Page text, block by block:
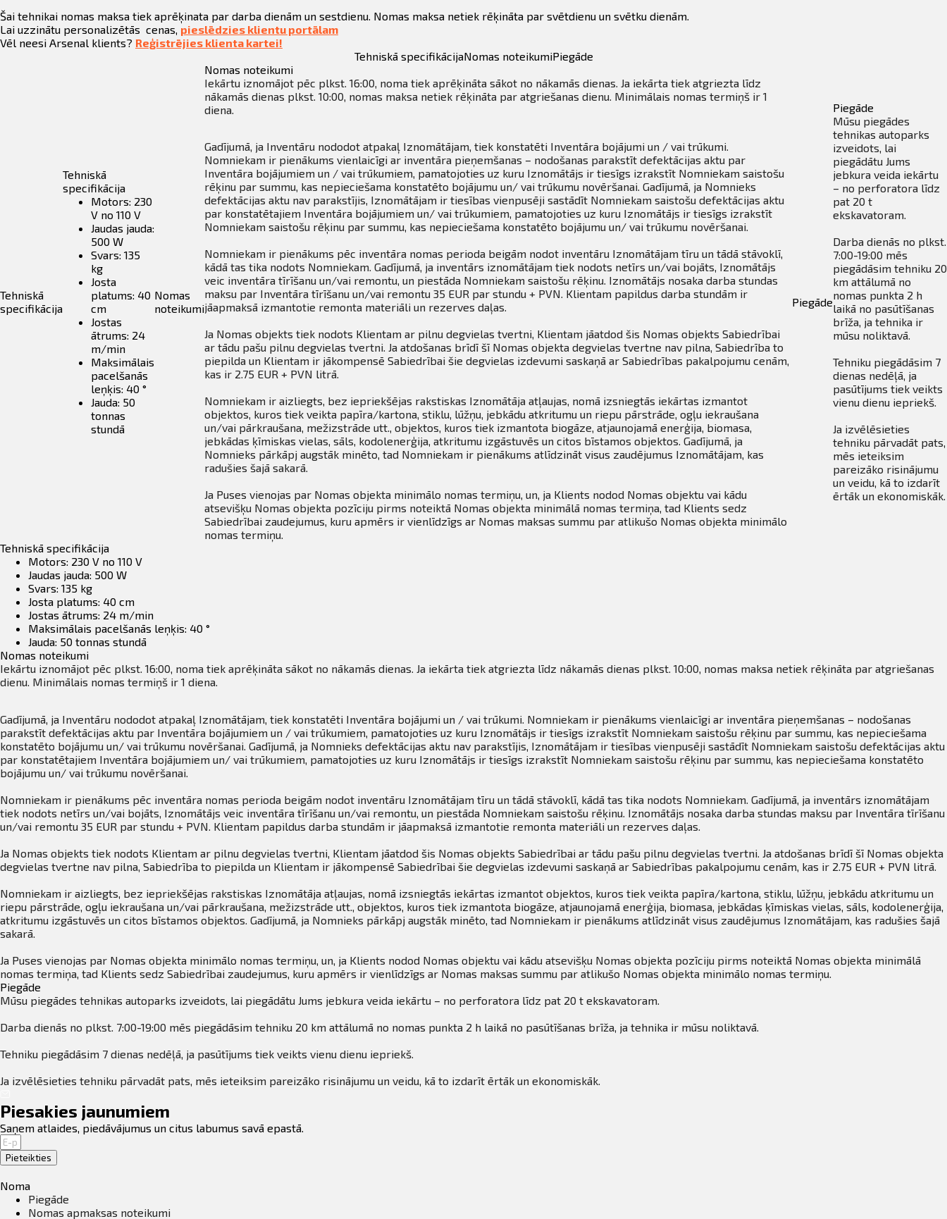
Mini-
Maxi,
230v
daudzums
Šai tehnikai nomas maksa tiek aprēķinata par darba dienām un sestdienu. Nomas maksa netiek rēķināta par svētdienu un svētku dienām.
Lai uzzinātu personalizētās cenas, pieslēdzies klientu portālam
Vēl neesi Arsenal klients? Reģistrējies klienta kartei!
Tehniskā specifikācijaNomas noteikumiPiegāde
Tehniskā
specifikācija
Tehniskā
specifikācija
Motors: 230
V no 110 V
Jaudas jauda:
500 W
Svars: 135
kg
Josta
platums: 40
cm
Jostas
ātrums: 24
m/min
Maksimālais
pacelšanās
leņķis: 40 °
Jauda: 50
tonnas
stundā
Nomas
noteikumi
Nomas noteikumi
Iekārtu iznomājot pēc plkst. 16:00, noma tiek aprēķināta sākot no nākamās dienas. Ja iekārta tiek atgriezta līdz
nākamās dienas plkst. 10:00, nomas maksa netiek rēķināta par atgriešanas dienu. Minimālais nomas termiņš ir 1
diena.
Gadījumā, ja Inventāru nododot atpakaļ Iznomātājam, tiek konstatēti Inventāra bojājumi un / vai trūkumi.
Nomniekam ir pienākums vienlaicīgi ar inventāra pieņemšanas – nodošanas parakstīt defektācijas aktu par
Inventāra bojājumiem un / vai trūkumiem, pamatojoties uz kuru Iznomātājs ir tiesīgs izrakstīt Nomniekam saistošu
rēķinu par summu, kas nepieciešama konstatēto bojājumu un/ vai trūkumu novēršanai. Gadījumā, ja Nomnieks
defektācijas aktu nav parakstījis, Iznomātājam ir tiesības vienpusēji sastādīt Nomniekam saistošu defektācijas aktu
par konstatētajiem Inventāra bojājumiem un/ vai trūkumiem, pamatojoties uz kuru Iznomātājs ir tiesīgs izrakstīt
Nomniekam saistošu rēķinu par summu, kas nepieciešama konstatēto bojājumu un/ vai trūkumu novēršanai.
Nomniekam ir pienākums pēc inventāra nomas perioda beigām nodot inventāru Iznomātājam tīru un tādā stāvoklī,
kādā tas tika nodots Nomniekam. Gadījumā, ja inventārs iznomātājam tiek nodots netīrs un/vai bojāts, Iznomātājs
veic inventāra tīrīšanu un/vai remontu, un piestāda Nomniekam saistošu rēķinu. Iznomātājs nosaka darba stundas
maksu par Inventāra tīrīšanu un/vai remontu 35 EUR par stundu + PVN. Klientam papildus darba stundām ir
jāapmaksā izmantotie remonta materiāli un rezerves daļas.
Ja Nomas objekts tiek nodots Klientam ar pilnu degvielas tvertni, Klientam jāatdod šis Nomas objekts Sabiedrībai
ar tādu pašu pilnu degvielas tvertni. Ja atdošanas brīdī šī Nomas objekta degvielas tvertne nav pilna, Sabiedrība to
piepilda un Klientam ir jākompensē Sabiedrībai šie degvielas izdevumi saskaņā ar Sabiedrības pakalpojumu cenām,
kas ir 2.75 EUR + PVN litrā.
Nomniekam ir aizliegts, bez iepriekšējas rakstiskas Iznomātāja atļaujas, nomā izsniegtās iekārtas izmantot
objektos, kuros tiek veikta papīra/kartona, stiklu, lūžņu, jebkādu atkritumu un riepu pārstrāde, ogļu iekraušana
un/vai pārkraušana, mežizstrāde utt., objektos, kuros tiek izmantota biogāze, atjaunojamā enerģija, biomasa,
jebkādas ķīmiskas vielas, sāls, kodolenerģija, atkritumu izgāstuvēs un citos bīstamos objektos. Gadījumā, ja
Nomnieks pārkāpj augstāk minēto, tad Nomniekam ir pienākums atlīdzināt visus zaudējumus Iznomātājam, kas
radušies šajā sakarā.
Ja Puses vienojas par Nomas objekta minimālo nomas termiņu, un, ja Klients nodod Nomas objektu vai kādu
atsevišķu Nomas objekta pozīciju pirms noteiktā Nomas objekta minimālā nomas termiņa, tad Klients sedz
Sabiedrībai zaudejumus, kuru apmērs ir vienlīdzīgs ar Nomas maksas summu par atlikušo Nomas objekta minimālo
nomas termiņu.
Piegāde
Piegāde
Mūsu piegādes
tehnikas autoparks
izveidots, lai
piegādātu Jums
jebkura veida iekārtu
– no perforatora līdz
pat 20 t
ekskavatoram.
Darba dienās no plkst.
7:00-19:00 mēs
piegādāsim tehniku 20
km attālumā no
nomas punkta 2 h
laikā no pasūtīšanas
brīža, ja tehnika ir
mūsu noliktavā.
Tehniku piegādāsim 7
dienas nedēļā, ja
pasūtījums tiek veikts
vienu dienu iepriekš.
Ja izvēlēsieties
tehniku pārvadāt pats,
mēs ieteiksim
pareizāko risinājumu
un veidu, kā to izdarīt
ērtāk un ekonomiskāk.
Tehniskā specifikācija
Motors: 230 V no 110 V
Jaudas jauda: 500 W
Svars: 135 kg
Josta platums: 40 cm
Jostas ātrums: 24 m/min
Maksimālais pacelšanās leņķis: 40 °
Jauda: 50 tonnas stundā
Nomas noteikumi
Iekārtu iznomājot pēc plkst. 16:00, noma tiek aprēķināta sākot no nākamās dienas. Ja iekārta tiek atgriezta līdz nākamās dienas plkst. 10:00, nomas maksa netiek rēķināta par atgriešanas
dienu. Minimālais nomas termiņš ir 1 diena.
Gadījumā, ja Inventāru nododot atpakaļ Iznomātājam, tiek konstatēti Inventāra bojājumi un / vai trūkumi. Nomniekam ir pienākums vienlaicīgi ar inventāra pieņemšanas – nodošanas
parakstīt defektācijas aktu par Inventāra bojājumiem un / vai trūkumiem, pamatojoties uz kuru Iznomātājs ir tiesīgs izrakstīt Nomniekam saistošu rēķinu par summu, kas nepieciešama
konstatēto bojājumu un/ vai trūkumu novēršanai. Gadījumā, ja Nomnieks defektācijas aktu nav parakstījis, Iznomātājam ir tiesības vienpusēji sastādīt Nomniekam saistošu defektācijas aktu
par konstatētajiem Inventāra bojājumiem un/ vai trūkumiem, pamatojoties uz kuru Iznomātājs ir tiesīgs izrakstīt Nomniekam saistošu rēķinu par summu, kas nepieciešama konstatēto
bojājumu un/ vai trūkumu novēršanai.
Nomniekam ir pienākums pēc inventāra nomas perioda beigām nodot inventāru Iznomātājam tīru un tādā stāvoklī, kādā tas tika nodots Nomniekam. Gadījumā, ja inventārs iznomātājam
tiek nodots netīrs un/vai bojāts, Iznomātājs veic inventāra tīrīšanu un/vai remontu, un piestāda Nomniekam saistošu rēķinu. Iznomātājs nosaka darba stundas maksu par Inventāra tīrīšanu
un/vai remontu 35 EUR par stundu + PVN. Klientam papildus darba stundām ir jāapmaksā izmantotie remonta materiāli un rezerves daļas.
Ja Nomas objekts tiek nodots Klientam ar pilnu degvielas tvertni, Klientam jāatdod šis Nomas objekts Sabiedrībai ar tādu pašu pilnu degvielas tvertni. Ja atdošanas brīdī šī Nomas objekta
degvielas tvertne nav pilna, Sabiedrība to piepilda un Klientam ir jākompensē Sabiedrībai šie degvielas izdevumi saskaņā ar Sabiedrības pakalpojumu cenām, kas ir 2.75 EUR + PVN litrā.
Nomniekam ir aizliegts, bez iepriekšējas rakstiskas Iznomātāja atļaujas, nomā izsniegtās iekārtas izmantot objektos, kuros tiek veikta papīra/kartona, stiklu, lūžņu, jebkādu atkritumu un
riepu pārstrāde, ogļu iekraušana un/vai pārkraušana, mežizstrāde utt., objektos, kuros tiek izmantota biogāze, atjaunojamā enerģija, biomasa, jebkādas ķīmiskas vielas, sāls, kodolenerģija,
atkritumu izgāstuvēs un citos bīstamos objektos. Gadījumā, ja Nomnieks pārkāpj augstāk minēto, tad Nomniekam ir pienākums atlīdzināt visus zaudējumus Iznomātājam, kas radušies šajā
sakarā.
Ja Puses vienojas par Nomas objekta minimālo nomas termiņu, un, ja Klients nodod Nomas objektu vai kādu atsevišķu Nomas objekta pozīciju pirms noteiktā Nomas objekta minimālā
nomas termiņa, tad Klients sedz Sabiedrībai zaudejumus, kuru apmērs ir vienlīdzīgs ar Nomas maksas summu par atlikušo Nomas objekta minimālo nomas termiņu.
Piegāde
Mūsu piegādes tehnikas autoparks izveidots, lai piegādātu Jums jebkura veida iekārtu – no perforatora līdz pat 20 t ekskavatoram.
Darba dienās no plkst. 7:00-19:00 mēs piegādāsim tehniku 20 km attālumā no nomas punkta 2 h laikā no pasūtīšanas brīža, ja tehnika ir mūsu noliktavā.
Tehniku piegādāsim 7 dienas nedēļā, ja pasūtījums tiek veikts vienu dienu iepriekš.
Ja izvēlēsieties tehniku pārvadāt pats, mēs ieteiksim pareizāko risinājumu un veidu, kā to izdarīt ērtāk un ekonomiskāk.
Piesakies jaunumiem
Saņem atlaides, piedāvājumus un citus labumus savā epastā.
Pieteikties
Noma
Piegāde
Nomas apmaksas noteikumi